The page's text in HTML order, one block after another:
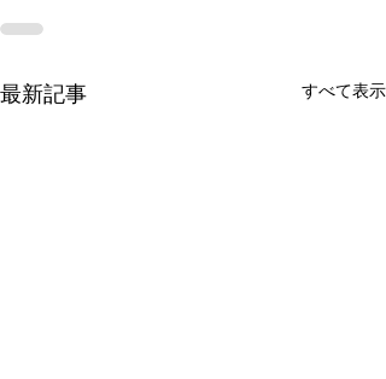
最新記事 すべて表示